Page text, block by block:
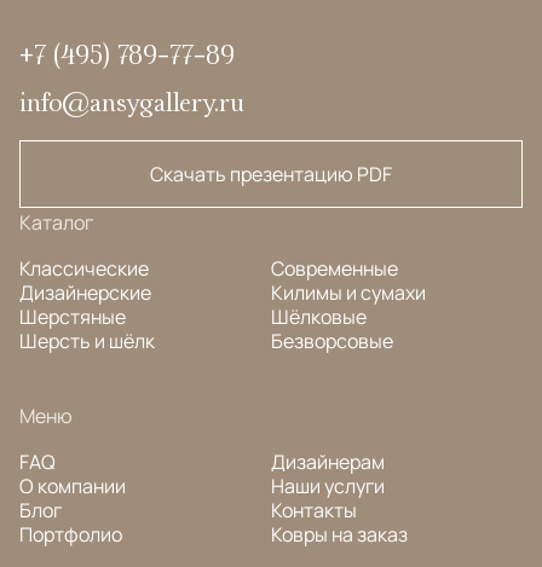
+7 (495) 789-77-89
info@ansygallery.ru
Скачать презентацию PDF
Каталог
Классические
Дизайнерские
Шерстяные
Шерсть и шёлк
Современные
Килимы и сумахи
Шёлковые
Безворсовые
Меню
FAQ
О компании
Блог
Портфолио
Дизайнерам
Наши услуги
Контакты
Ковры на заказ